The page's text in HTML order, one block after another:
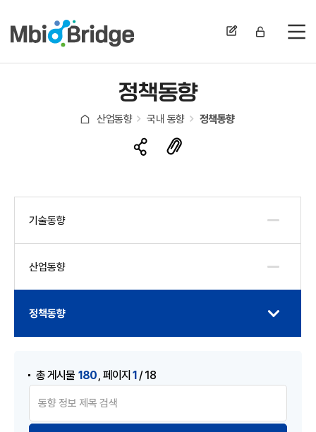
전
정책동향
산업동향 국내 동향 정책동향
기술동향
산업동향
정책동향
총 게시물 180 ,페이지1/ 18